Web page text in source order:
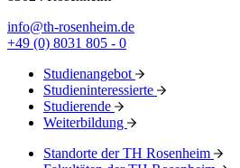
info@th-rosenheim.de
+49 (0) 8031 805 - 0
Studienangebot
Studieninteressierte
Studierende
Weiterbildung
Standorte der TH Rosenheim